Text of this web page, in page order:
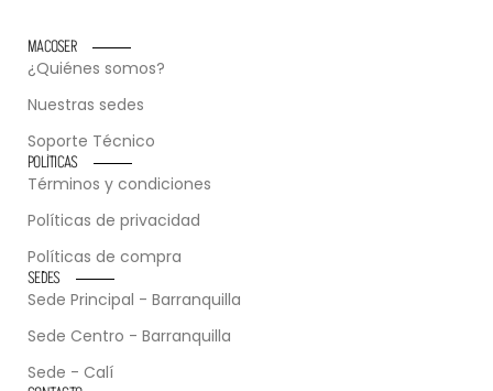
MACOSER
¿Quiénes somos?
Nuestras sedes
Soporte Técnico
POLÍTICAS
Términos y condiciones
Políticas de privacidad
Políticas de compra
SEDES
Sede Principal - Barranquilla
Sede Centro - Barranquilla
Sede - Calí